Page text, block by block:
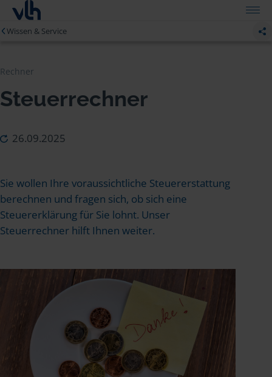
Wissen & Service
Rechner
Steuerrechner
26.09.2025
Sie wollen Ihre voraussichtliche Steuererstattung
berechnen und fragen sich, ob sich eine
Steuererklärung für Sie lohnt. Unser
Steuerrechner hilft Ihnen weiter.